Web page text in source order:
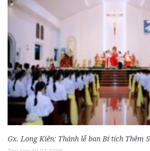
Gx. Long Kiên: Thánh lễ ban Bí tích Thêm